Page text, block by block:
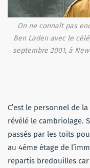
On ne connaît pas
Ben Laden avec le
septembre 2001, à
C’est le personnel de
révélé le cambriolage.
passés par les toits
au 4ème étage de
repartis bredouilles